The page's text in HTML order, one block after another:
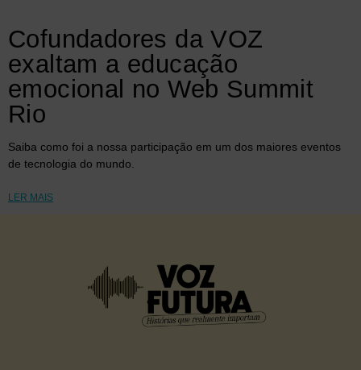
Cofundadores da VOZ
exaltam a educação
emocional no Web Summit
Rio
Saiba como foi a nossa participação em um dos maiores eventos
de tecnologia do mundo.
LER MAIS